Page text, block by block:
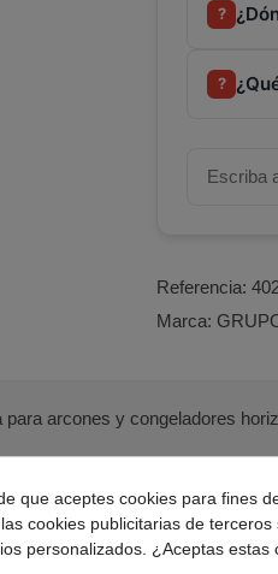
?
?
Referencia:
Marca:
para arcones y congeladores
310x35mm y 270mm de
.
congeladores horizontales
que aceptes cookies para fines
cookies publicitarias de
personalizados. ¿Aceptas